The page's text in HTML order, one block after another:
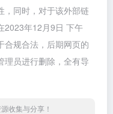
，同时，对于该外部链
2023年12月9日 下午
合规合法，后期网页的
理员进行删除，全有导
收集与分享！